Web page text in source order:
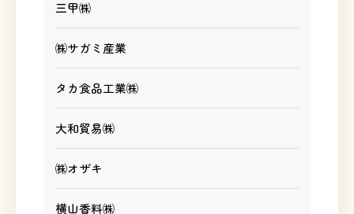
三甲㈱
㈱サガミ産業
タカ食品工業㈱
大和貿易㈱
㈱オザキ
横山香料㈱